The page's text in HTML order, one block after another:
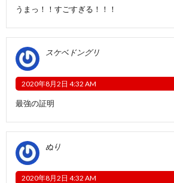
うまっ！！すごすぎる！！！
スケベドングリ
2020年8月2日 4:32 AM
最強の証明
ぬり
2020年8月2日 4:32 AM